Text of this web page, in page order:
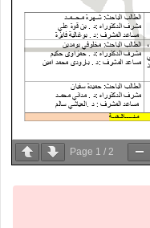
Page 1 / 2